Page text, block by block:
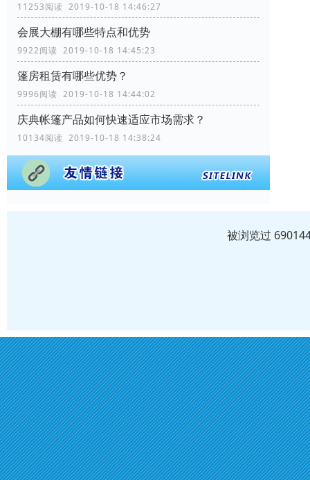
11253阅读 2019-10-18 14:46:27
会展大棚有哪些特点和优势
9922阅读 2019-10-18 14:45:23
篷房租赁有哪些优势？
9996阅读 2019-10-18 14:44:02
庆典帐篷产品如何快速适应市场需求？
10134阅读 2019-10-18 14:38:24
被浏览过